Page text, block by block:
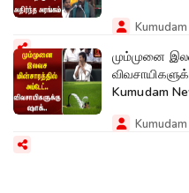
மும்முனை
Kumudam